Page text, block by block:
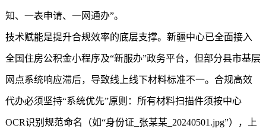
知、一表申请、一网通办”。
技术赋能是提升合规效率的底层支撑。新疆中心已全面接入
全国住房公积金小程序及“新服办”政务平台，但部分县市基层
网点系统响应滞后，导致线上线下材料标准不一。合规高效
代办必须坚持“系统优先”原则：所有材料扫描件须按中心
OCR识别规范命名（如“身份证_张某某_20240501.jpg”），上